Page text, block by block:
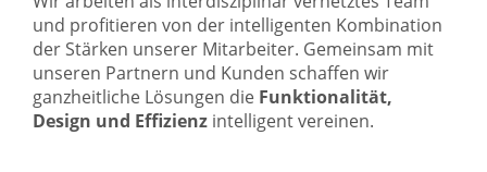
und profitieren von der intelligenten Kombination
der Stärken unserer Mitarbeiter. Gemeinsam mit
unseren Partnern und Kunden schaffen wir
ganzheitliche Lösungen die Funktionalität,
Design und Effizienz intelligent vereinen.